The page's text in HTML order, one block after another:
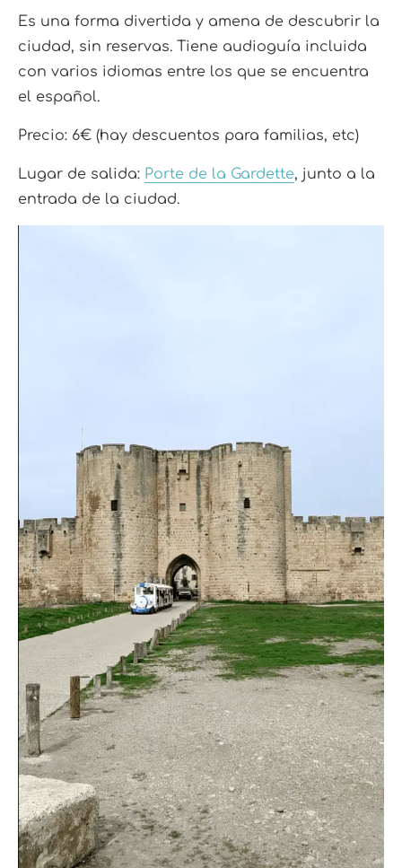
Es una forma divertida y amena de descubrir la
ciudad, sin reservas. Tiene audioguía incluida
con varios idiomas entre los que se encuentra
el español.
Precio: 6€ (hay descuentos para familias, etc)
Lugar de salida: Porte de la Gardette, junto a la
entrada de la ciudad.